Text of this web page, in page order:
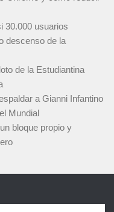
30.000 usuarios
descenso de la
de la Estudiantina
a Gianni Infantino
Mundial
bloque propio y